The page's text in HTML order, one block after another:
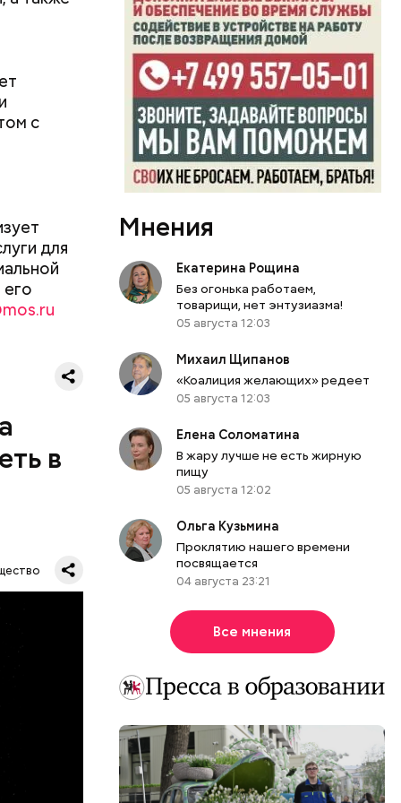
с
для
в
метров.
Мнения
Екатерина Рощина
Без огонька работаем,
товарищи, нет энтузиазма!
05 августа 12:03
Михаил Щипанов
«Коалиция желающих» редеет
05 августа 12:03
Елена Соломатина
В жару лучше не есть жирную
пищу
05 августа 12:02
Ольга Кузьмина
Проклятию нашего времени
посвящается
04 августа 23:21
Все мнения